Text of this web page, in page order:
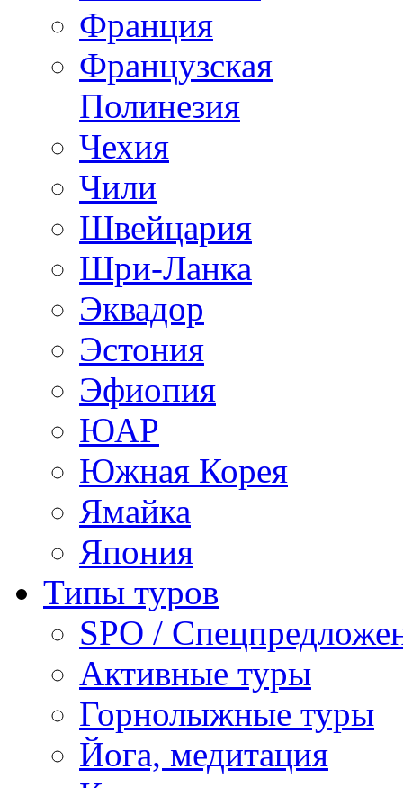
Франция
Французская
Полинезия
Чехия
Чили
Швейцария
Шри-Ланка
Эквадор
Эстония
Эфиопия
ЮАР
Южная Корея
Ямайка
Япония
Типы туров
SPO /
Активные туры
Горнолыжные туры
Йога, медитация